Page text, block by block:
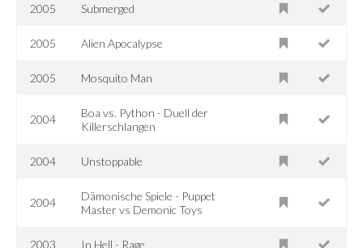
2005 Submerged
2005 Alien Apocalypse
2005 Mosquito Man
2004
Boa vs. Python - Duell der
Killerschlangen
2004 Unstoppable
2004
Dämonische Spiele - Puppet
Master vs Demonic Toys
2003 In Hell - Rage